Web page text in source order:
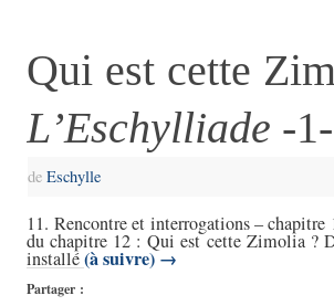
Qui est cette
L’Eschylliade -
deEschylle
11. Rencontre et interrogations – chapitre
du chapitre 12 : Qui est cette Zimolia ?
installé(à suivre)→
Partager :